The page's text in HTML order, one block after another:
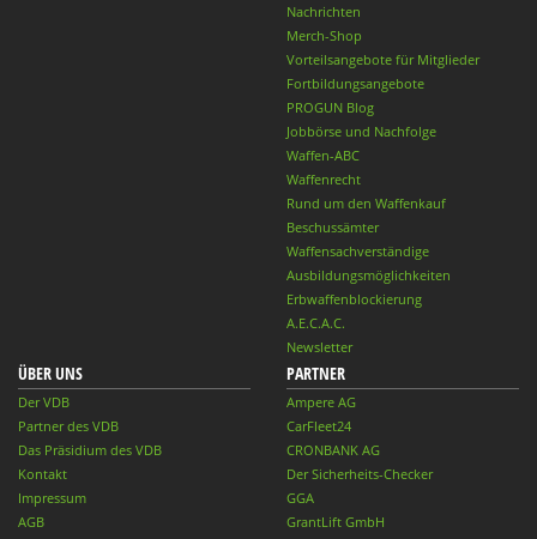
Nachrichten
Merch-Shop
Vorteilsangebote für Mitglieder
Fortbildungsangebote
PROGUN Blog
Jobbörse und Nachfolge
Waffen-ABC
Waffenrecht
Rund um den Waffenkauf
Beschussämter
Waffensachverständige
Ausbildungsmöglichkeiten
Erbwaffenblockierung
A.E.C.A.C.
Newsletter
ÜBER UNS
Der VDB
Partner des VDB
Das Präsidium des VDB
Kontakt
Impressum
AGB
PARTNER
Ampere AG
CarFleet24
CRONBANK AG
Der Sicherheits-Checker
GGA
GrantLift GmbH